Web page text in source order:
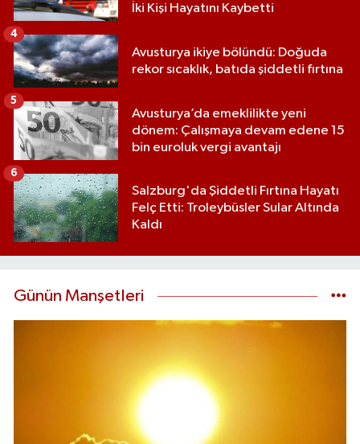
İki Kişi Hayatını Kaybetti
Avusturya ikiye bölündü: Doğuda
rekor sıcaklık, batıda şiddetli fırtına
4
Avusturya’da emeklilikte yeni
dönem: Çalışmaya devam edene 15
bin euroluk vergi avantajı
5
Salzburg'da Şiddetli Fırtına Hayatı
Felç Etti: Troleybüsler Sular Altında
Kaldı
6
Günün Manşetleri